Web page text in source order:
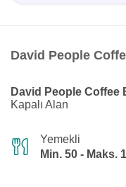
David People
David People Coffee
Kapalı Alan
Yemekli
Min. 50 - Maks.